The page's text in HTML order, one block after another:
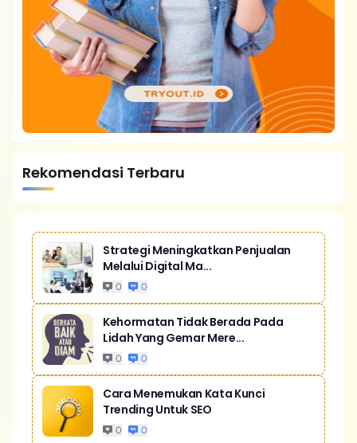
Rekomendasi Terbaru
Strategi Meningkatkan Penjualan
Melalui Digital Ma...
0 0
Kehormatan Tidak Berada Pada
Lidah Yang Gemar Mere...
0 0
Cara Menemukan Kata Kunci
Trending Untuk SEO
0 0